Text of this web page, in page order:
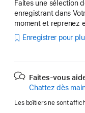
Faites une sélection
enregistrant dans
moment et reprenez
Enregistrer pour
Faites-vous
Chattez dès
Les boîtiers ne sont